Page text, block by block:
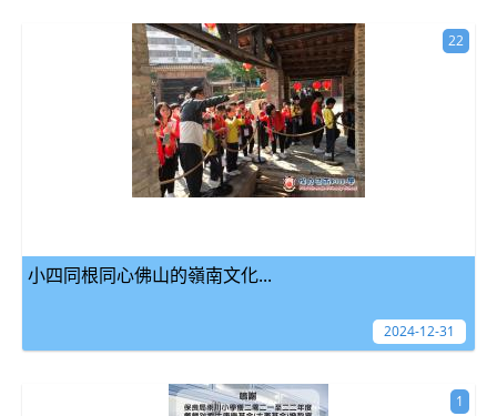
小四同根同心佛山的嶺南文化...
22
2024-12-31
1